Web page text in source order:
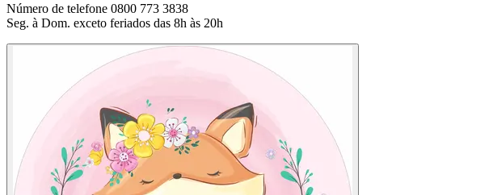
Número de telefone 0800 773 3838
Seg. à Dom. exceto feriados das 8h às 20h